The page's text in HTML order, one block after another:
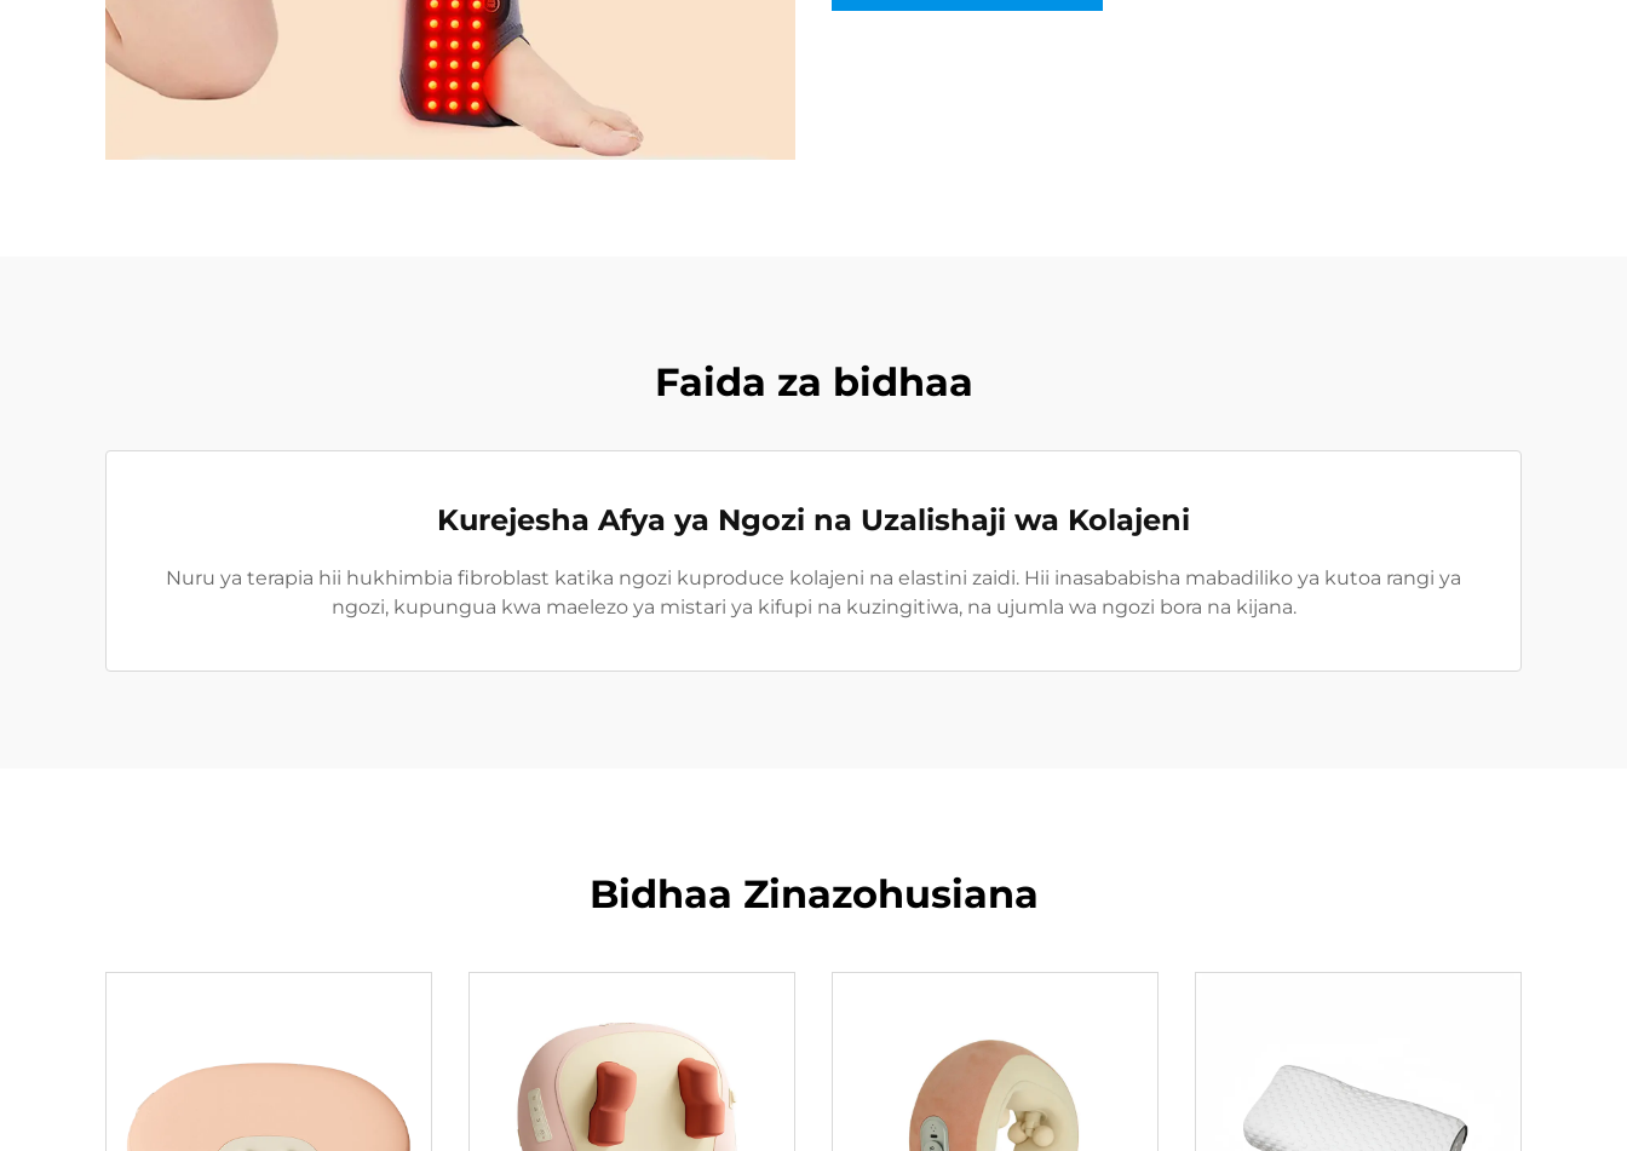
Faida za bidhaa
Kurejesha Afya ya Ngozi na Uzalishaji wa Kolajeni
Nuru ya terapia hii hukhimbia fibroblast katika ngozi kuproduce kolajeni na elastini zaidi. Hii inasababisha mabadiliko ya kutoa rangi ya
ngozi, kupungua kwa maelezo ya mistari ya kifupi na kuzingitiwa, na ujumla wa ngozi bora na kijana.
Bidhaa Zinazohusiana